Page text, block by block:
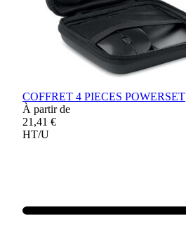
COFFRET 4 PIECES POWERSET
À partir de
21,41 €
HT/U